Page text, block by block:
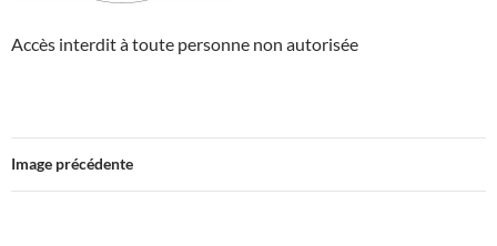
Accès interdit à toute personne non autorisée
Image précédente